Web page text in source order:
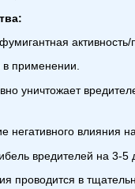
активность/
в применении.
уничтожает
негативного влияния
вредителей на 3-5
проводится в